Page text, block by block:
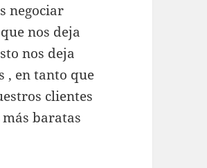
negociar
nos deja
nos deja
, en tanto que
clientes
baratas